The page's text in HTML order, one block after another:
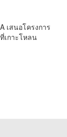
เสนอโครงการ
กาะโหลน